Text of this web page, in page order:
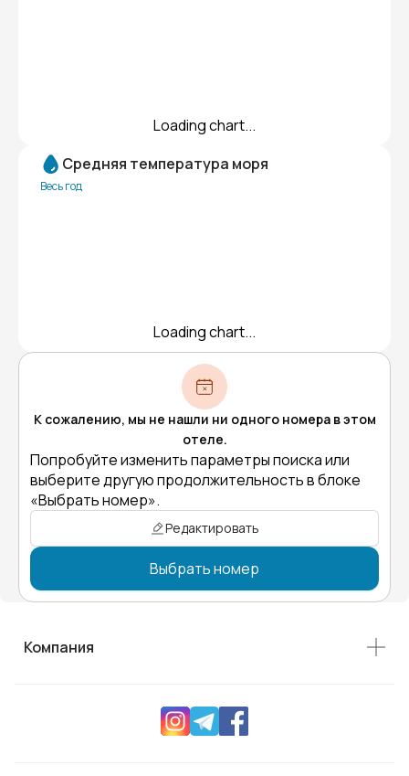
Loading chart...
Средняя температура моря
Весь год
Loading chart...
К сожалению, мы не нашли ни одного номера в этом
отеле.
Попробуйте изменить параметры поиска или
выберите другую продолжительность в блоке
«Выбрать номер».
Редактировать
Выбрать номер
Компания